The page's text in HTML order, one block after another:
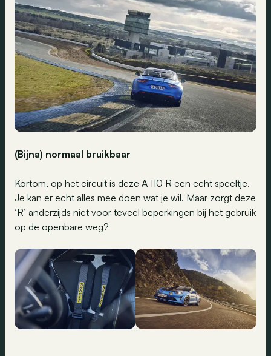
(Bijna) normaal bruikbaar
Kortom, op het circuit is deze A 110 R een echt speeltje.
Je kan er echt alles mee doen wat je wil. Maar zorgt deze
‘R’ anderzijds niet voor teveel beperkingen bij het gebruik
op de openbare weg?